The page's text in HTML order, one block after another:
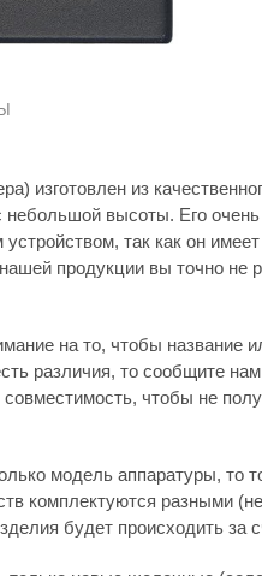
изготовлен из
высоты. Его очень
так как он
продукции вы точно не
на то, чтобы название
различия, то сообщите
чтобы не
модель аппаратуры, то
комплектуются разными
будет происходить за